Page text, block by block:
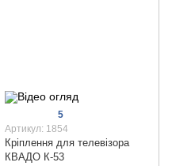
5
Артикул: 1854
Кріплення для телевізора
КВАДО К-53